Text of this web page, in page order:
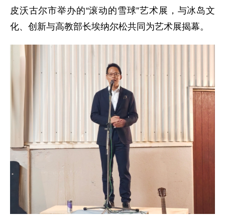
皮沃古尔市举办的“滚动的雪球”艺术展，与冰岛文
化、创新与高教部长埃纳尔松共同为艺术展揭幕。